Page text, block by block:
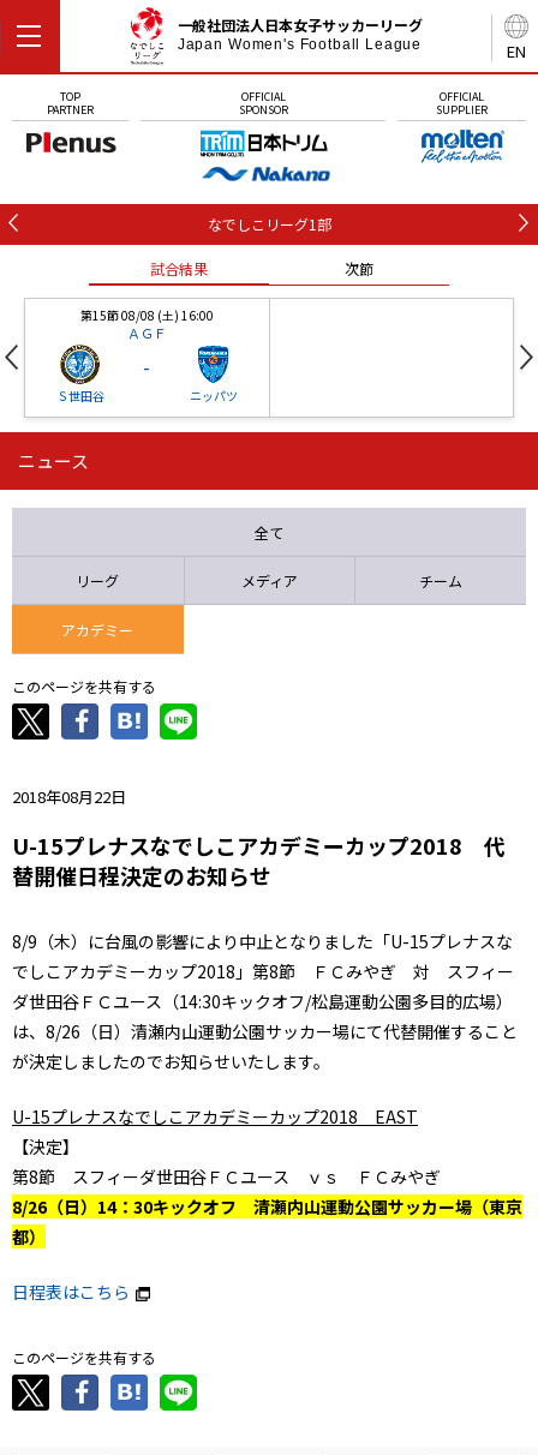
EN
一般社団法人日本女子サッカーリーグ
Japan Women's Football League
TOP
PARTNER
OFFICIAL
SPONSOR
OFFICIAL
SUPPLIER
なでしこリーグ1部
試合結果 次節
第15節 08/08 (土) 16:00
ＡＧＦ
Ｓ世田谷
-
ニッパツ
第16節 09/05 (土) 15:00
ニッパツ 石人の星
ニュース
全て
リーグ メディア チーム
アカデミー
このページを共有する
2018年08月22日
U-15プレナスなでしこアカデミーカップ2018 代
替開催日程決定のお知らせ
8/9（木）に台風の影響により中止となりました「U-15プレナスな
でしこアカデミーカップ2018」第8節 ＦＣみやぎ 対 スフィー
ダ世田谷ＦＣユース（14:30キックオフ/松島運動公園多目的広場）
は、8/26（日）清瀬内山運動公園サッカー場にて代替開催すること
が決定しましたのでお知らせいたします。
U-15プレナスなでしこアカデミーカップ2018 EAST
【決定】
第8節 スフィーダ世田谷ＦＣユース ｖｓ ＦＣみやぎ
8/26（日）14：30キックオフ 清瀬内山運動公園サッカー場（東京
都）
日程表はこちら
このページを共有する